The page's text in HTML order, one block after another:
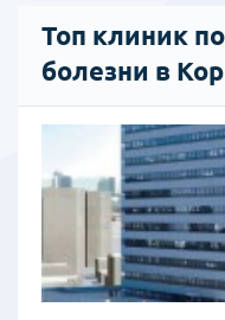
Топ клиник
болезни в